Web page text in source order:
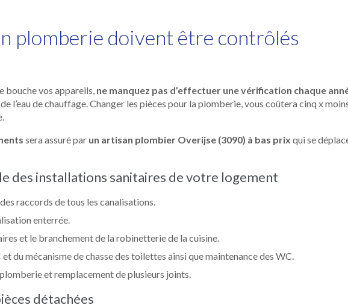
plomberie doivent être contrôlés
bouche vos appareils, ne manquez pas d’effectuer une vérification chaque
l’eau de chauffage. Changer les pièces pour la plomberie, vous coûtera cinq x
sera assuré par un artisan plombier Overijse (3090) à bas prix qui se
des installations sanitaires de votre logement
raccords de tous les canalisations.
enterrée.
et le branchement de la robinetterie de la cuisine.
du mécanisme de chasse des toilettes ainsi que maintenance des WC.
et remplacement de plusieurs joints.
détachées